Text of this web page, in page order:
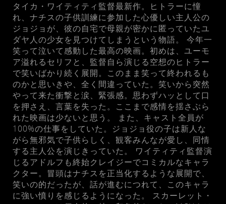
タイカ・ワイティティ監督最新作。ヒトラーに憧
れ、ナチスの子供訓練に参加した心優しい主人公の
ジョジョが、彼の自宅で母親が密かに匿っていたユ
ダヤ人の少女を見つけてしまうという物語。 今年一
笑って泣いて感動した最高の映画。初めは、ユーモ
ア溢れるセリフと、監督自ら演じる空想のヒトラー
で笑いばかり続く展開。このまま笑って終われるも
のかと思いきや、全く間違っていた。笑いから突然
やって来た衝撃と涙、緊張感。思わずハッとして口
を押さえ、言葉を失った。ここまで感情を揺さぶら
れた映画は少ないと思う。 また、キャスト全員が
100%の仕事をしていた。ジョジョ役の子は新人な
がら無邪気で子供らしく、観客みんなが愛し、同情
する主人公を演じきっていた。 ワイティティ監督演
じるアドルフも終始クレイジーでコミカルなキャラ
クター。冒頭はナチスを正当化するような展開で、
笑いの的だったが、話が進むにつれて、このキャラ
に強い憤りを感じるようになった。 スカーレット・